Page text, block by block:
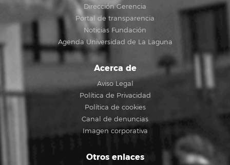
Dirección Gerencia
Portal de transparencia
Noticias Fundación
Agenda Universidad de La Laguna
Acerca de
Aviso Legal
Política de Privacidad
Política de cookies
Canal de denuncias
Imagen corporativa
Otros enlaces